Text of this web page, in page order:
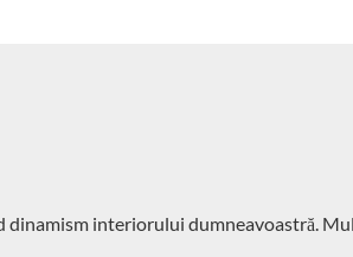
dinamism interiorului dumneavoastră.